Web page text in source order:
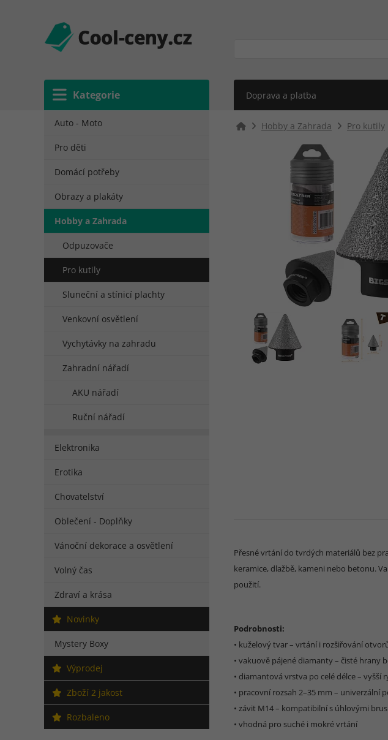
Kategorie Doprava a platba
Auto - Moto
Pro děti
Domácí potřeby
Obrazy a plakáty
Hobby a Zahrada
Odpuzovače
Pro kutily
Sluneční a stínicí plachty
Venkovní osvětlení
Vychytávky na zahradu
Zahradní nářadí
AKU nářadí
Ruční nářadí
Elektronika
Erotika
Chovatelství
Oblečení - Doplňky
Vánoční dekorace a osvětlení
Volný čas
Zdraví a krása
Novinky
Mystery Boxy
Výprodej
Zboží 2 jakost
Rozbaleno
Hobby a Zahrada Pro kutily
Přesné vrtání do tvrdých materiálů bez
keramice, dlažbě, kameni nebo betonu.
použití.
Podrobnosti:
• kuželový tvar – vrtání i rozšiřování
• vakuově pájené diamanty – čisté hrany
• diamantová vrstva po celé délce – vyšší
• pracovní rozsah 2–35 mm – univerzální
• závit M14 – kompatibilní s úhlovými
• vhodná pro suché i mokré vrtání